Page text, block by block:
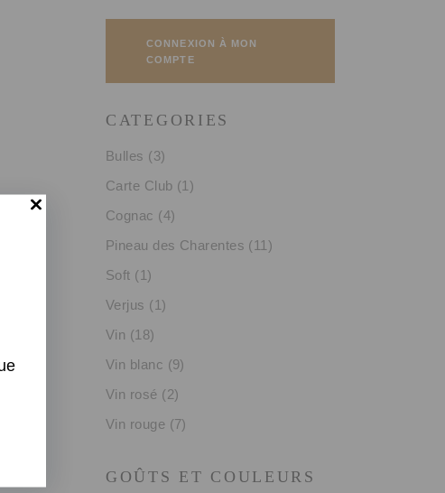
CONNEXION À MON
COMPTE
CATEGORIES
Bulles (3)
Carte Club (1)
Cognac (4)
Pineau des Charentes (11)
Soft (1)
Verjus (1)
Vin (18)
Vin blanc (9)
Vin rosé (2)
Vin rouge (7)
GOÛTS ET COULEURS